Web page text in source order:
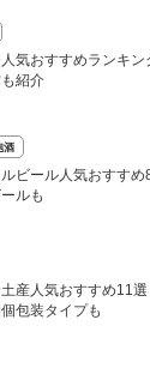
気おすすめランキ
紹介
酒
ビール人気おすす
ルも
産人気おすすめ11
包装タイプも